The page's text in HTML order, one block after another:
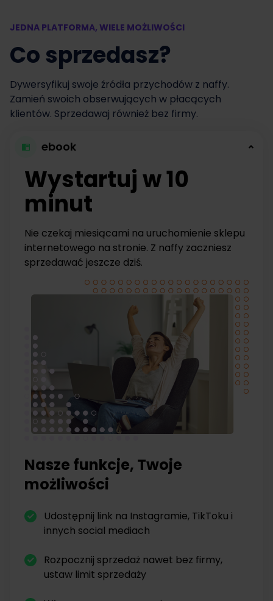
JEDNA PLATFORMA, WIELE MOŻLIWOŚCI
Co sprzedasz?
Dywersyfikuj swoje źródła przychodów z naffy.
Zamień swoich obserwujących w płacących
klientów. Sprzedawaj również bez firmy.
ebook
Wystartuj w 10
minut
Nie czekaj miesiącami na uruchomienie sklepu
internetowego na stronie. Z naffy zaczniesz
sprzedawać jeszcze dziś.
Nasze funkcje, Twoje
możliwości
Udostępnij link na Instagramie, TikToku i
innych social mediach
Rozpocznij sprzedaż nawet bez firmy,
ustaw limit sprzedaży